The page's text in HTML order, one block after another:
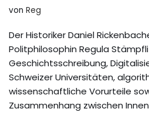
von Reg
Der Historiker Daniel
Politphilosophin Regula
Geschichtsschreibung,
Schweizer Universitäten,
wissenschaftliche Vorurteile
Zusammenhang zwischen